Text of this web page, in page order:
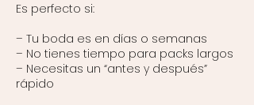
Es perfecto si:
– Tu boda es en días o semanas
– No tienes tiempo para packs largos
– Necesitas un “antes y después”
rápido